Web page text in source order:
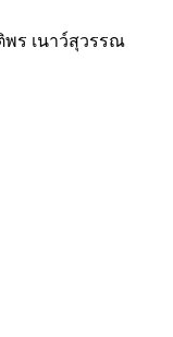
พร เนาว์สุวรรณ